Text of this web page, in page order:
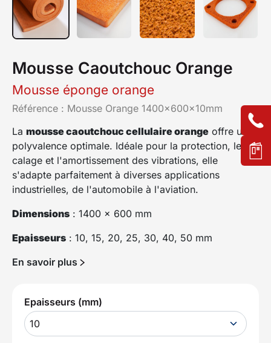
Mousse éponge orange
Mousse Caoutchouc Orange
Référence : Mousse Orange 1400x600x10mm
La mousse caoutchouc cellulaire orange offre une
polyvalence optimale. Idéale pour la protection, le
calage et l'amortissement des vibrations, elle
s'adapte parfaitement à diverses applications
industrielles, de l'automobile à l'aviation.
Dimensions : 1400 x 600 mm
Epaisseurs : 10, 15, 20, 25, 30, 40, 50 mm
En savoir plus
Epaisseurs (mm)
10